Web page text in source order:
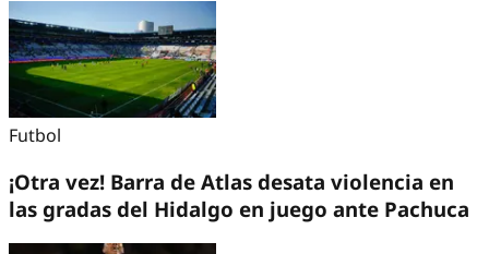
Futbol
¡Otra vez! Barra de Atlas desata violencia en
las gradas del Hidalgo en juego ante Pachuca